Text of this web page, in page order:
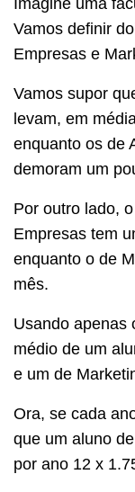
Vamos definir
Empresas e
Vamos supor
levam, em
enquanto os de
demoram um
Por outro lado,
Empresas tem
enquanto o de
mês.
Usando apenas
médio de um
e um de
Ora, se cada
que um aluno
por ano 12 x